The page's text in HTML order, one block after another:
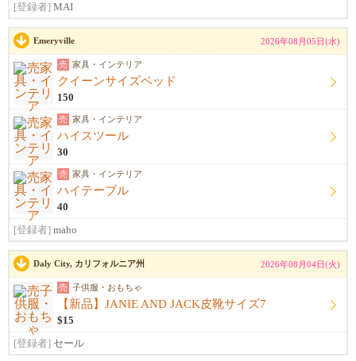
[登録者] MAI
Emeryville 2026年08月05日(水)
売 家具・インテリア
クイーンサイズベッド
150
売 家具・インテリア
ハイスツール
30
売 家具・インテリア
ハイテーブル
40
[登録者] maho
Daly City, カリフォルニア州 2026年08月04日(火)
売 子供服・おもちゃ
【新品】JANIE AND JACK皮靴サイズ7
$15
[登録者] セール